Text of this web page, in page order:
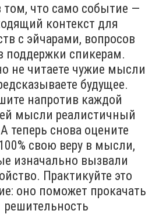
том, что само событие —
контекст для
с эйчарами, вопросов
поддержки спикерам.
не читаете чужие мысли
будущее.
напротив каждой
мысли реалистичный
теперь снова оцените
свою веру в мысли,
изначально вызвали
Практикуйте это
оно поможет прокачать
решительность